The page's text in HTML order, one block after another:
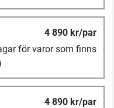
4 890 kr/par
för varor som finns
4 890 kr/par